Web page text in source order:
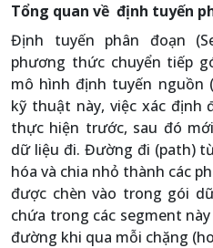
Tổng quan về định tuyến
Định tuyến phân đoạn
phương thức chuyển tiếp
mô hình định tuyến nguồn
kỹ thuật này, việc xác định
thực hiện trước, sau đó
dữ liệu đi. Đường đi (path)
hóa và chia nhỏ thành các
được chèn vào trong gói
chứa trong các segment
đường khi qua mỗi chặng